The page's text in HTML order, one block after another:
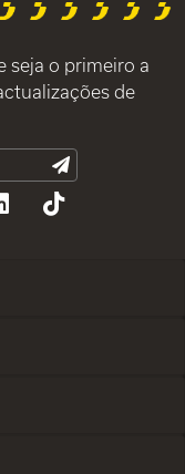
seja o primeiro a
de